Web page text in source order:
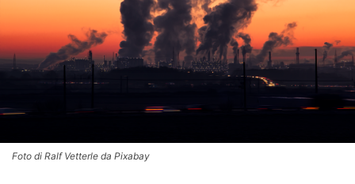
Foto di Ralf Vetterle da Pixabay